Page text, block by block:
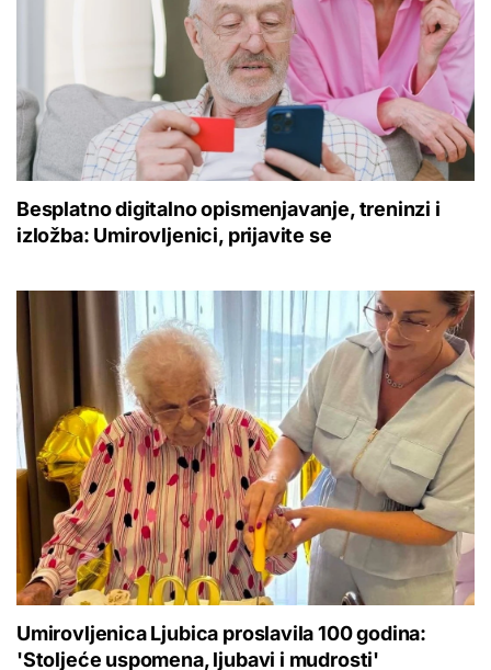
Besplatno digitalno opismenjavanje, treninzi i
izložba: Umirovljenici, prijavite se
Umirovljenica Ljubica proslavila 100 godina:
'Stoljeće uspomena, ljubavi i mudrosti'